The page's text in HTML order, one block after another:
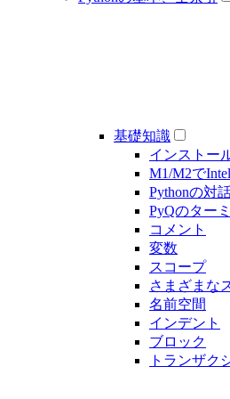
基礎知識
インストー
M1/M2で
Pythonの対
PyQのター
コメント
変数
スコープ
さまざまな
名前空間
インデント
ブロック
トランザク